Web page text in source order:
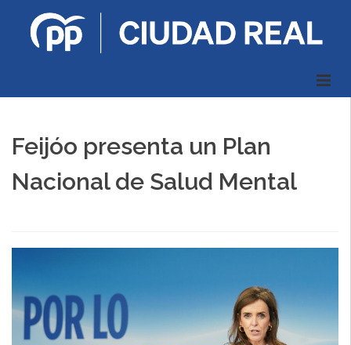
Feijóo presenta un Plan
Nacional de Salud Mental